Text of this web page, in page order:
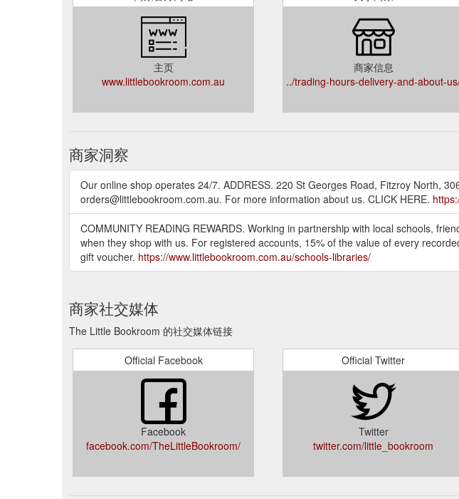
主页
www.littlebookroom.com.au
商家信息
../trading-hours-delivery-and-about-
商家洞察
Our online shop operates 24/7. ADDRESS. 220 St Georges Road, Fitzroy North,
orders@littlebookroom.com.au. For more information about us. CLICK HERE.
COMMUNITY READING REWARDS. Working in partnership with local schools,
when they shop with us. For registered accounts, 15% of the value of every
gift voucher. https://www.littlebookroom.com.au/schools-libraries/
商家社交媒体
The Little Bookroom 的社交媒体链接
Official Facebook
Facebook
facebook.com/TheLittleBookroom/
Official Twitter
Twitter
twitter.com/little_bookroom